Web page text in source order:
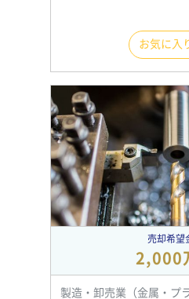
お気に入
売却希望
2,000
製造・卸売業（金属・プ